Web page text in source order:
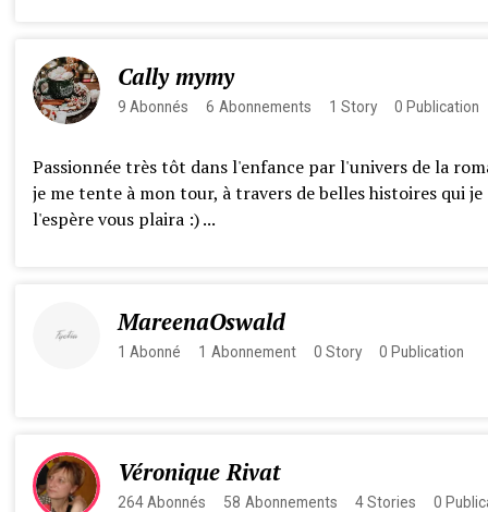
Cally mymy
9 Abonnés 6 Abonnements 1 Story 0 Publication
Passionnée très tôt dans l'enfance par l'univers de la
je me tente à mon tour, à travers de belles histoires qui je
l'espère vous plaira :) ...
MareenaOswald
1 Abonné 1 Abonnement 0 Story 0 Publication
Véronique Rivat
264 Abonnés 58 Abonnements 4 Stories 0